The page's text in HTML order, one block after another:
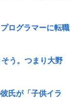
ログラマーに転職
う。つまり大野
氏が「子供イラ